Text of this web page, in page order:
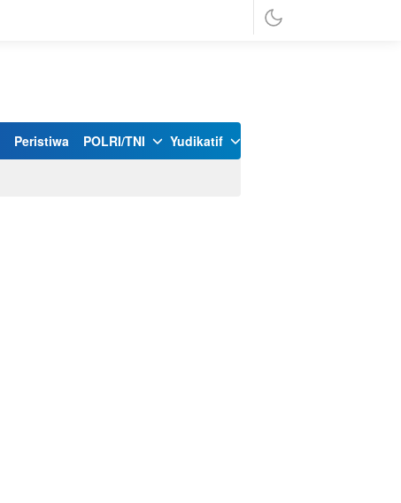
Peristiwa POLRI/TNI Yudikatif